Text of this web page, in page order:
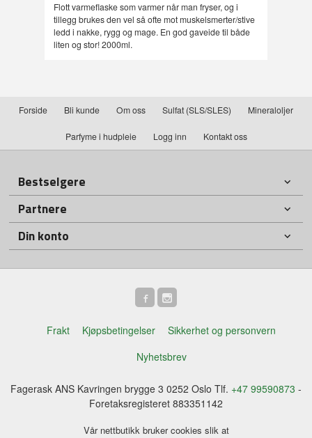
Flott varmeflaske som varmer når man fryser, og i
tillegg brukes den vel så ofte mot muskelsmerter/stive
ledd i nakke, rygg og mage. En god gaveide til både
liten og stor! 2000ml.
Forside Bli kunde Om oss Sulfat (SLS/SLES) Mineraloljer
Parfyme i hudpleie Logg inn Kontakt oss
Bestselgere
Partnere
Din konto
Frakt Kjøpsbetingelser
Sikkerhet og personvern
Nyhetsbrev
Fagerask ANS Kavringen brygge 3 0252 Oslo Tlf. +47 99590873 -
Foretaksregisteret 883351142
Vår nettbutikk bruker cookies slik at